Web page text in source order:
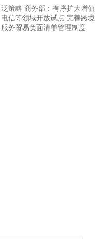
泛策略 商务部：有序扩大增值
电信等领域开放试点 完善跨境
服务贸易负面清单管理制度